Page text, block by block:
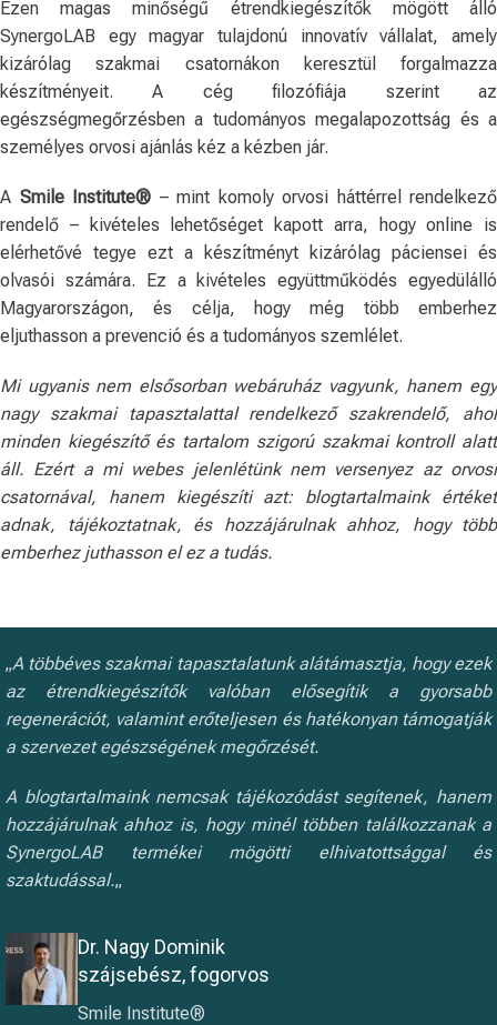
Ezen magas minőségű étrendkiegészítők mögött álló
SynergoLAB egy magyar tulajdonú innovatív vállalat, amely
kizárólag szakmai csatornákon keresztül forgalmazza
készítményeit. A cég filozófiája szerint az
egészségmegőrzésben a tudományos megalapozottság és a
személyes orvosi ajánlás kéz a kézben jár.
A Smile Institute® – mint komoly orvosi háttérrel rendelkező
rendelő – kivételes lehetőséget kapott arra, hogy online is
elérhetővé tegye ezt a készítményt kizárólag páciensei és
olvasói számára. Ez a kivételes együttműködés egyedülálló
Magyarországon, és célja, hogy még több emberhez
eljuthasson a prevenció és a tudományos szemlélet.
Mi ugyanis nem elsősorban webáruház vagyunk, hanem egy
nagy szakmai tapasztalattal rendelkező szakrendelő, ahol
minden kiegészítő és tartalom szigorú szakmai kontroll alatt
áll. Ezért a mi webes jelenlétünk nem versenyez az orvosi
csatornával, hanem kiegészíti azt: blogtartalmaink értéket
adnak, tájékoztatnak, és hozzájárulnak ahhoz, hogy több
emberhez juthasson el ez a tudás.
„A többéves szakmai tapasztalatunk alátámasztja, hogy ezek
az étrendkiegészítők valóban elősegítik a gyorsabb
regenerációt, valamint erőteljesen és hatékonyan támogatják
a szervezet egészségének megőrzését.
A blogtartalmaink nemcsak tájékozódást segítenek, hanem
hozzájárulnak ahhoz is, hogy minél többen találkozzanak a
SynergoLAB termékei mögötti elhivatottsággal és
szaktudással.„
Dr. Nagy Dominik
szájsebész, fogorvos
Smile Institute®